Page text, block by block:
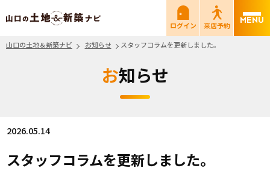
山口の土地＆新築ナビ
ログイン
来店予約
山口の土地＆新築ナビ
お知らせ スタッフコラムを更新しました。
お知らせ
2026.05.14
スタッフコラムを更新しました。